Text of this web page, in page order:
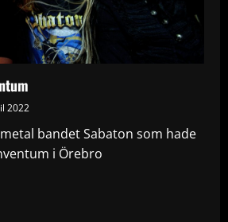
2022
bandet Sabaton som hade
i Örebro